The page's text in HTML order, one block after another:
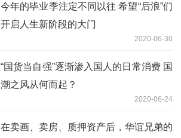
今年的毕业季注定不同以往 希望“后浪”们
开启人生新阶段的大门
2020-06-30
“国货当自强”逐渐渗入国人的日常消费 国
潮之风从何而起？
2020-06-24
在卖画、卖房、质押资产后，华谊兄弟的